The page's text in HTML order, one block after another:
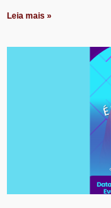
Leia mais »